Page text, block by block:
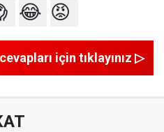
😂 😡
için tıklayınız ▷